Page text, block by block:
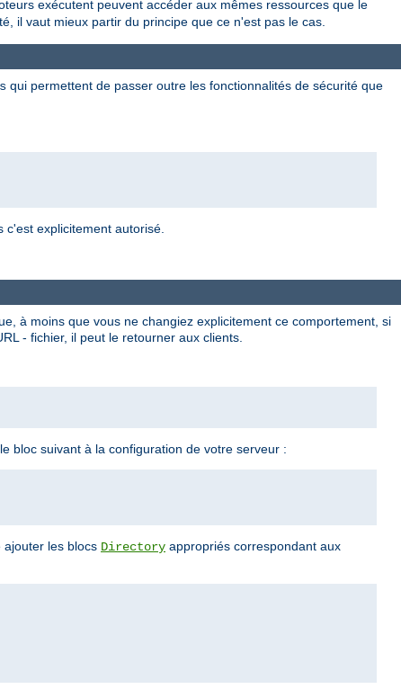
exécutent peuvent accéder aux mêmes ressources que le
il vaut mieux partir du principe que ce n'est pas le cas.
qui permettent de passer outre les fonctionnalités de sécurité que
explicitement autorisé.
à moins que vous ne changiez explicitement ce comportement, si
- fichier, il peut le retourner aux clients.
bloc suivant à la configuration de votre serveur :
ajouter les blocs Directory appropriés correspondant aux